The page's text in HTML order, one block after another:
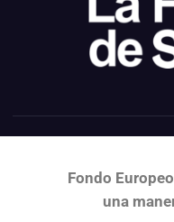
Fondo
una